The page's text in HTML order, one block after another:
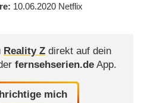
10.06.2020 Netflix
Reality Zdirekt auf dein
fernsehserien.deApp.
mich